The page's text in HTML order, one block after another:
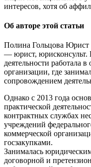
интересов, хотя об
Об авторе этой статьи
Полина Гольцова Юрист
— юрист, юрисконсульт.
деятельности работала
организации, где
сопровождением
Однако с 2013 года
практической
контрактных службах
учреждений
коммерческой
госзакупками.
Занималась
договорной и